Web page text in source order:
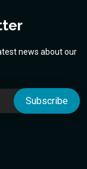
news about our